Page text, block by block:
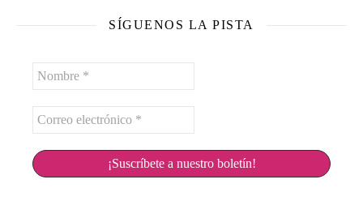
SÍGUENOS LA PISTA
Nombre
Correo
*